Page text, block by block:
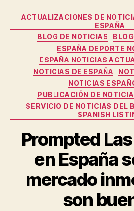
ACTUALIZACIONES DE
ESPAÑA
BLOG DE NOTICIAS
ESPAÑA DEPORTE
ESPAÑA NOTICIAS
NOTICIAS DE ESPAÑA
NOTICIAS
PUBLICACIÓN DE
SERVICIO DE NOTICIAS DEL
SPANISH
Prompted
en España
mercado
son